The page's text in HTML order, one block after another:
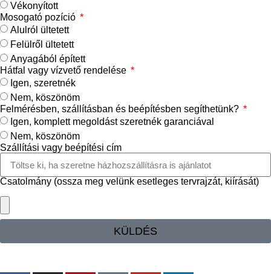
Vékonyított
Mosogató pozíció
Alulról ültetett
Felülről ültetett
Anyagából épített
Hátfal vagy vízvető rendelése
Igen, szeretnék
Nem, köszönöm
Felmérésben, szállításban és beépítésben segíthetünk?
Igen, komplett megoldást szeretnék garanciával
Nem, köszönöm
Szállítási vagy beépítési cím
Csatolmány (ossza meg velünk esetleges tervrajzát, kiírását)
KÜLDÉS